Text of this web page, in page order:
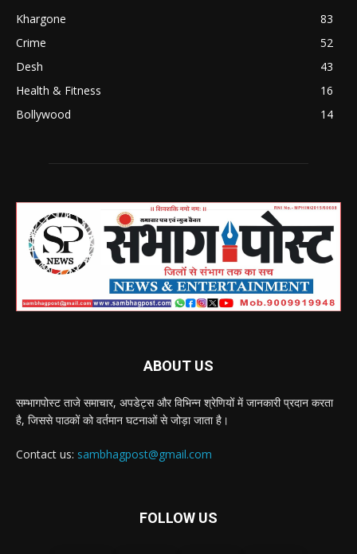
Khargone
83
Crime
52
Desh
43
Health & Fitness
16
Bollywood
14
ABOUT US
सम्भागपोस्ट ताजे समाचार, अपडेट्स और विभिन्न श्रेणियों में जानकारी प्रदान करता
है, जिससे पाठकों को वर्तमान घटनाओं से जोड़ा जाता है।
Contact us: sambhagpost@gmail.com
FOLLOW US